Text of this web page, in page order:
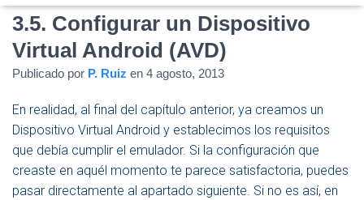
M
A
C
3.5. Configurar un Dispositivo
Virtual Android (AVD)
Publicado por P. Ruiz en 4 agosto, 2013
En realidad, al final del capítulo anterior, ya creamos un
Dispositivo Virtual Android y establecimos los requisitos
que debía cumplir el emulador. Si la configuración que
creaste en aquél momento te parece satisfactoria, puedes
pasar directamente al apartado siguiente. Si no es así, en